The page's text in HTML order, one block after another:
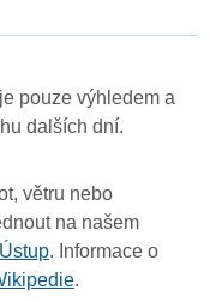
pouze výhledem a
dalších dní.
větru nebo
na našem
. Informace o
.